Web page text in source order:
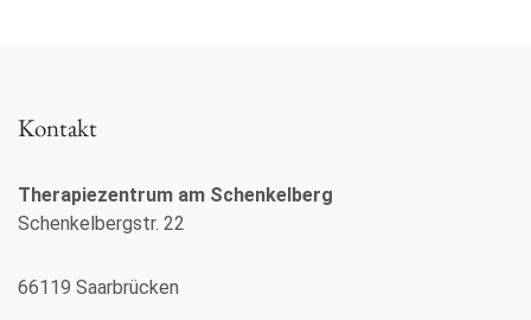
Kontakt
Therapiezentrum am Schenkelberg
Schenkelbergstr. 22
66119 Saarbrücken